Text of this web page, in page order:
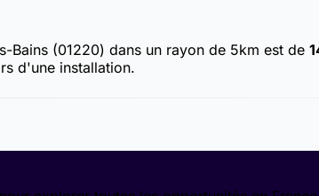
Bains (01220) dans un rayon de 5km est de
d'une installation.